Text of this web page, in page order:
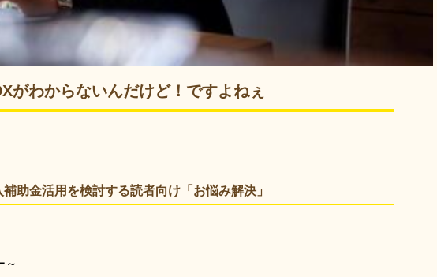
がわからないんだけど！ですよねぇ
助金活用を検討する読者向け「お悩み解決」
～